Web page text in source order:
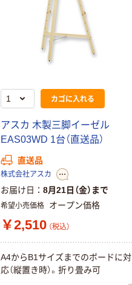
カゴに入れる
アスカ 木製三脚イーゼル
EAS03WD 1台（直送品）
直送品
株式会社アスカ
お届け日 8月21日（金）まで
希望小売価格 オープン価格
￥2,510 （税込）
A4からB1サイズまでのボードに対
応（縦置き時）。折り畳み可